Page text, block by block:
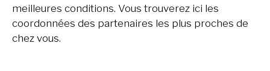
meilleures conditions. Vous trouverez ici les
coordonnées des partenaires les plus proches de
chez vous.